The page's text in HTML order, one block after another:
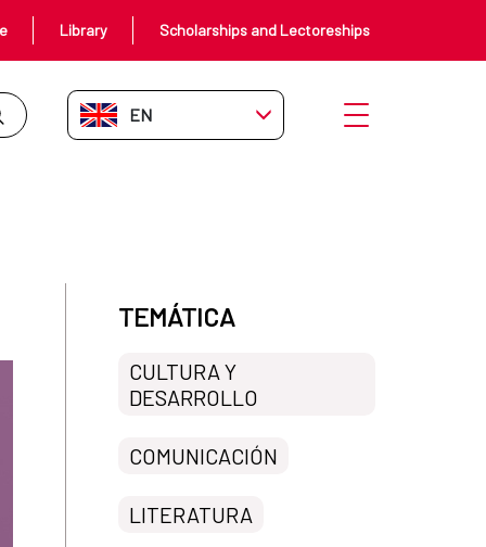
Library Scholarships and Lectoreships
EN-GB Open menu
TEMÁTICA
CULTURA Y
DESARROLLO
COMUNICACIÓN
LITERATURA